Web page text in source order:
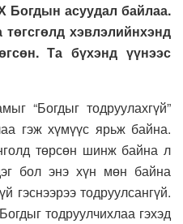
Богдын асуудал байлаа.
хэвлэлийнхэнд
Та бүхэнд үүнээс
“Богдыг тодруулахгүй”
гэж хүмүүс ярьж байна.
төрсөн шинж байна л
бол энэ хүн мөн байна
гэснээрээ тодруулсангүй.
тодруулчихлаа гэхэд